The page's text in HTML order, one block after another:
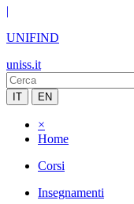
|
UNIFIND
uniss.it
IT EN
×
Home
Corsi
Insegnamenti